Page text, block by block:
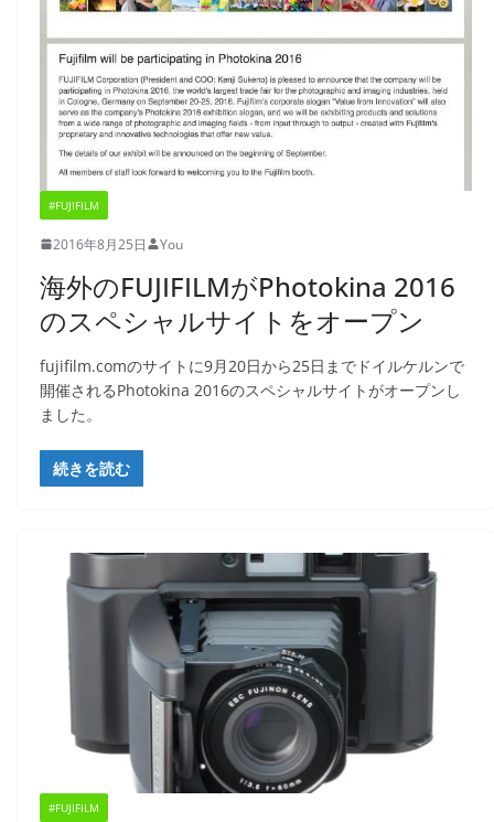
#FUJIFILM
2016年8月25日 You
海外のFUJIFILMがPhotokina 2016
のスペシャルサイトをオープン
fujifilm.comのサイトに9月20日から25日までドイルケルンで
開催されるPhotokina 2016のスペシャルサイトがオープンし
ました。
続きを読む
#FUJIFILM